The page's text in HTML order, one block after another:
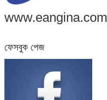
www.eangina.com
ফেসবুক পেজ